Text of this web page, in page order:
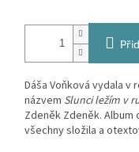
Dáša Voňková vydala v
názvem Slunci ležím v
Zdeněk Zdeněk.
všechny složila a